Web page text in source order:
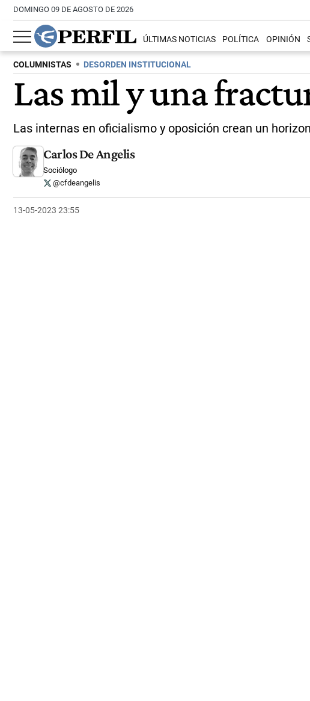
DOMINGO 09 DE AGOSTO DE 2026
ÚLTIMAS NOTICIAS POLÍTICA OPINIÓN
COLUMNISTAS DESORDEN INSTITUCIONAL
Las mil y una
Las internas en oficialismo y oposición crean un
Carlos De Angelis
Sociólogo
@cfdeangelis
13-05-2023 23:55